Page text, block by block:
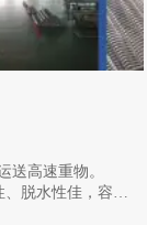
送高速重物。
脱水性佳，容易